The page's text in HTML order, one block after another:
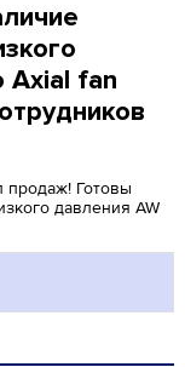
Axial fan
продаж! Готовы
давления AW